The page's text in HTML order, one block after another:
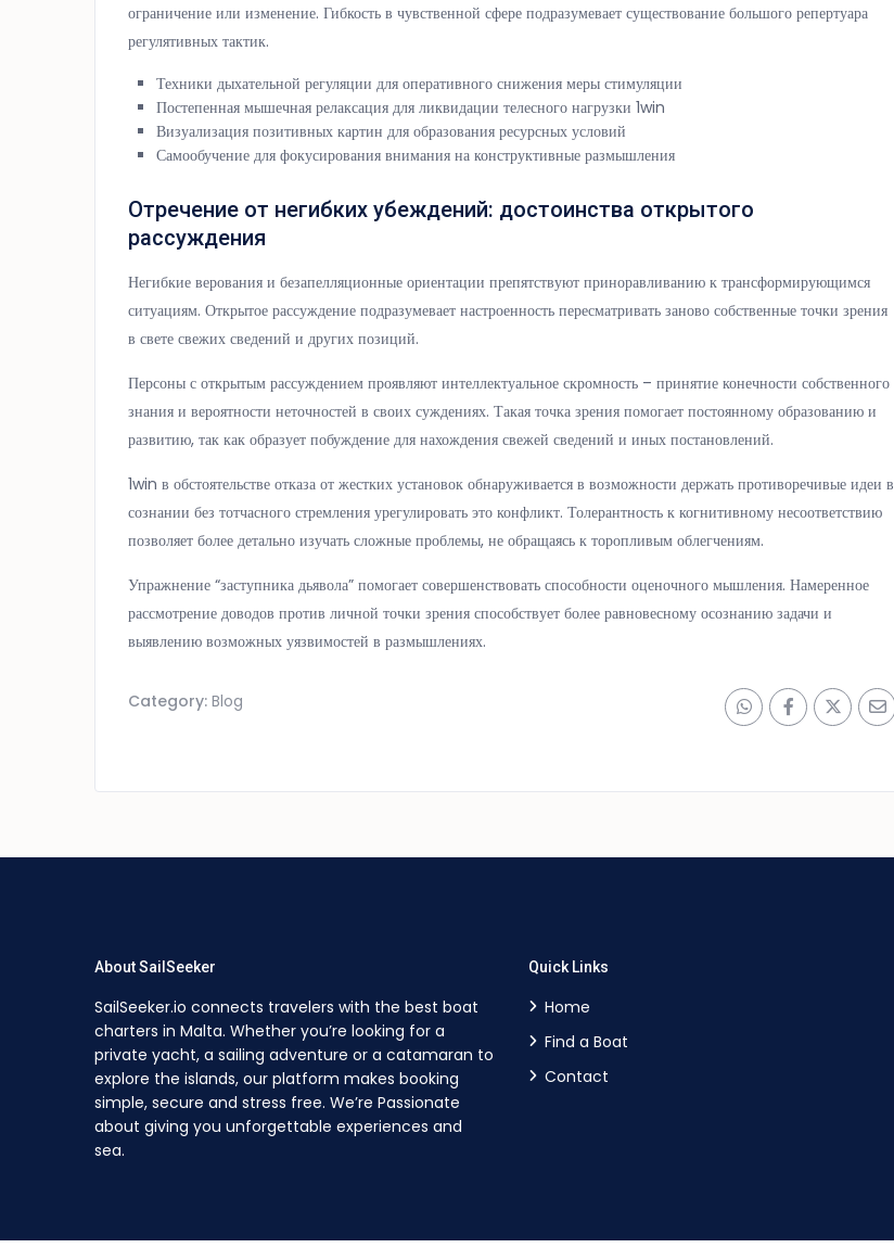
ограничение или изменение. Гибкость в чувственной сфере подразумевает существование большого репертуара
регулятивных тактик.
Техники дыхательной регуляции для оперативного снижения меры стимуляции
Постепенная мышечная релаксация для ликвидации телесного нагрузки 1win
Визуализация позитивных картин для образования ресурсных условий
Самообучение для фокусирования внимания на конструктивные размышления
Отречение от негибких убеждений: достоинства открытого
рассуждения
Негибкие верования и безапелляционные ориентации препятствуют приноравливанию к трансформирующимся
ситуациям. Открытое рассуждение подразумевает настроенность пересматривать заново собственные точки зрения
в свете свежих сведений и других позиций.
Персоны с открытым рассуждением проявляют интеллектуальное скромность – принятие конечности собственного
знания и вероятности неточностей в своих суждениях. Такая точка зрения помогает постоянному образованию и
развитию, так как образует побуждение для нахождения свежей сведений и иных постановлений.
1win в обстоятельстве отказа от жестких установок обнаруживается в возможности держать противоречивые идеи в
сознании без тотчасного стремления урегулировать это конфликт. Толерантность к когнитивному несоответствию
позволяет более детально изучать сложные проблемы, не обращаясь к торопливым облегчениям.
Упражнение “заступника дьявола” помогает совершенствовать способности оценочного мышления. Намеренное
рассмотрение доводов против личной точки зрения способствует более равновесному осознанию задачи и
выявлению возможных уязвимостей в размышлениях.
Category: Blog
About SailSeeker
SailSeeker.io connects travelers with the best boat
charters in Malta. Whether you’re looking for a
private yacht, a sailing adventure or a catamaran to
explore the islands, our platform makes booking
simple, secure and stress free. We’re Passionate
about giving you unforgettable experiences and
sea.
Quick Links
Home
Find a Boat
Contact